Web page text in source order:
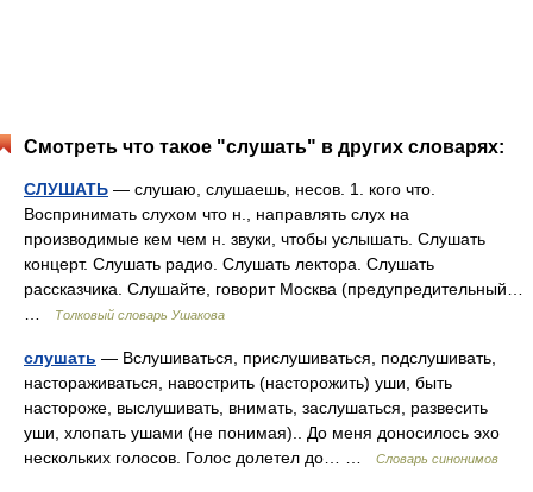
Смотреть что такое "слушать" в других словарях:
СЛУШАТЬ — слушаю, слушаешь, несов. 1. кого что.
Воспринимать слухом что н., направлять слух на
производимые кем чем н. звуки, чтобы услышать. Слушать
концерт. Слушать радио. Слушать лектора. Слушать
рассказчика. Слушайте, говорит Москва (предупредительный…
Толковый словарь Ушакова
слушать — Вслушиваться, прислушиваться, подслушивать,
настораживаться, навострить (насторожить) уши, быть
настороже, выслушивать, внимать, заслушаться, развесить
уши, хлопать ушами (не понимая).. До меня доносилось эхо
нескольких голосов. Голос долетел до… …
Словарь синонимов